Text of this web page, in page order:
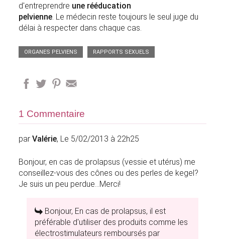
d'entreprendre une rééducation
pelvienne . Le médecin reste toujours le seul juge du
délai à respecter dans chaque cas.
ORGANES PELVIENS RAPPORTS SEXUELS
1 Commentaire
parValérie, Le 5/02/2013 à 22h25
Bonjour, en cas de prolapsus (vessie et utérus) me
conseillez-vous des cônes ou des perles de kegel?
Je suis un peu perdue...Merci!
Bonjour, En cas de prolapsus, il est
préférable d'utiliser des produits comme les
électrostimulateurs remboursés par